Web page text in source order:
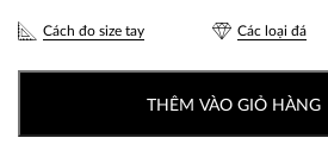
Cách đo size tay Các loại đá
THÊM VÀO GIỎ HÀNG